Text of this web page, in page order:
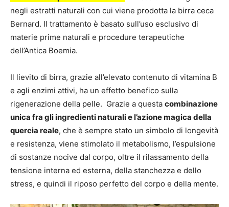
negli estratti naturali con cui viene prodotta la birra ceca
Bernard. Il trattamento è basato sull’uso esclusivo di
materie prime naturali e procedure terapeutiche
dell’Antica Boemia.
Il lievito di birra, grazie all’elevato contenuto di vitamina B
e agli enzimi attivi, ha un effetto benefico sulla
rigenerazione della pelle. Grazie a questa combinazione
unica fra gli ingredienti naturali e l’azione magica della
quercia reale, che è sempre stato un simbolo di longevità
e resistenza, viene stimolato il metabolismo, l’espulsione
di sostanze nocive dal corpo, oltre il rilassamento della
tensione interna ed esterna, della stanchezza e dello
stress, e quindi il riposo perfetto del corpo e della mente.